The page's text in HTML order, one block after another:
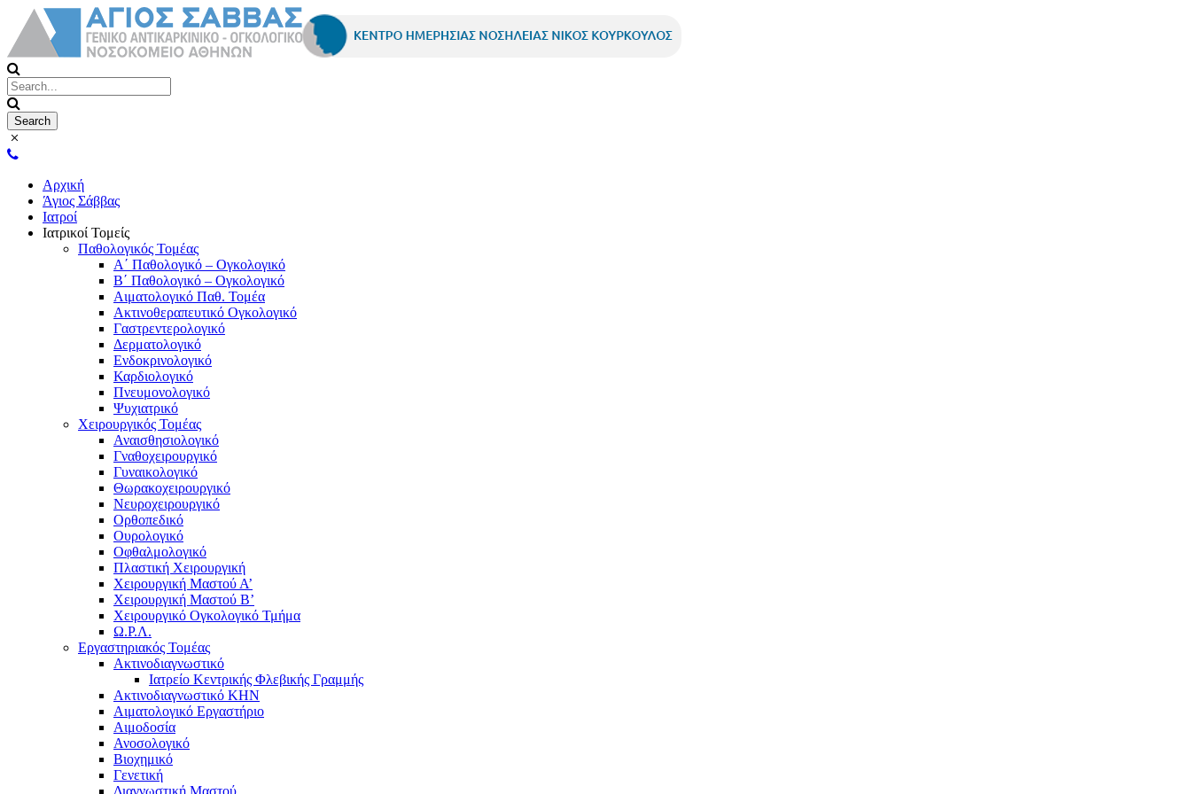
Αρχική
Άγιος Σάββας
Ιατροί
Ιατρικοί Τομείς
Παθολογικός Τομέας
Α΄ Παθολογικό – Ογκολογικό
Β΄ Παθολογικό – Ογκολογικό
Αιματολογικό Παθ. Τομέα
Ακτινοθεραπευτικό Ογκολογικό
Γαστρεντερολογικό
Δερματολογικό
Ενδοκρινολογικό
Καρδιολογικό
Πνευμονολογικό
Ψυχιατρικό
Χειρουργικός Τομέας
Αναισθησιολογικό
Γναθοχειρουργικό
Γυναικολογικό
Θωρακοχειρουργικό
Νευροχειρουργικό
Ορθοπεδικό
Ουρολογικό
Οφθαλμολογικό
Πλαστική Χειρουργική
Χειρουργική Μαστού Α’
Χειρουργική Μαστού Β’
Χειρουργικό Ογκολογικό Τμήμα
Ω.Ρ.Λ.
Εργαστηριακός Τομέας
Ακτινοδιαγνωστικό
Ιατρείο Κεντρικής Φλεβικής Γραμμής
Ακτινοδιαγνωστικό ΚΗΝ
Αιματολογικό Εργαστήριο
Αιμοδοσία
Ανοσολογικό
Βιοχημικό
Γενετική
Διαγνωστική Μαστού